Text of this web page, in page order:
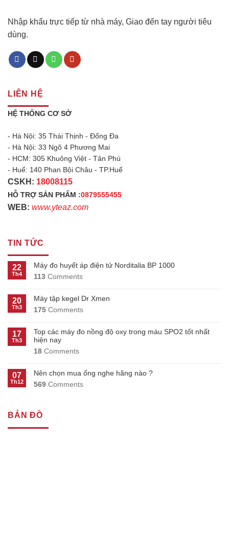
Nhập khẩu trực tiếp từ nhà máy, Giao đến tay người tiêu
dùng.
LIÊN HỆ
HỆ THỐNG CƠ SỞ
- Hà Nội: 35 Thái Thịnh - Đống Đa
- Hà Nội: 33 Ngõ 4 Phương Mai
- HCM: 305 Khuông Việt - Tân Phú
- Huế: 140 Phan Bội Châu - TP.Huế
CSKH: 18008115
HỖ TRỢ SẢN PHẨM :0879555455
WEB: www.yteaz.com
TIN TỨC
22
Th4
Máy đo huyết áp điện tử Norditalia BP 1000
113 Comments
20
Th3
Máy tập kegel Dr Xmen
175 Comments
17
Th3
Top các máy đo nồng độ oxy trong máu SPO2 tốt nhất
hiện nay
18 Comments
07
Th12
Nên chọn mua ống nghe hãng nào ?
569 Comments
BẢN ĐỒ